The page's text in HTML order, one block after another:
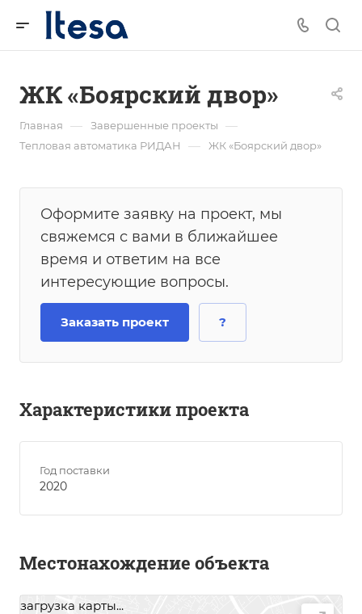
ЖК «Боярский двор»
Главная — Завершенные проекты —
Тепловая автоматика РИДАН — ЖК «Боярский двор»
Оформите заявку на проект, мы
свяжемся с вами в ближайшее
время и ответим на все
интересующие вопросы.
Заказать проект ?
Характеристики проекта
Год поставки
2020
Местонахождение объекта
загрузка карты...